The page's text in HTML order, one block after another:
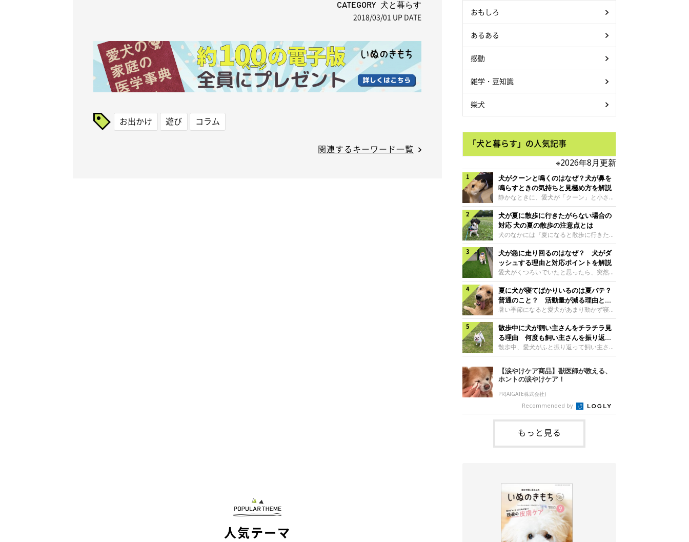
CATEGORY 犬と暮らす
2018/03/01 UP DATE
お出かけ 遊び コラム
関連するキーワード一覧
人気テーマ
おもしろ
あるある
感動
雑学・豆知識
柴犬
「犬と暮らす」の人気記事
※2026年8月更新
犬がクーンと鳴くのはなぜ？犬が鼻を
鳴らすときの気持ちと見極め方を解説
静かなときに、愛犬が「クーン」と小さく
鳴いたり、鼻を鳴らすような音を出したり
することはありませんか？ 大きく吠える
わけではない分、「不安なの？それとも何
かお願いしているの？」と気になる飼い主
さんもいるかもしれません。今回は、犬が
クーンと鳴く理由や鼻鳴らしの背景、見極
め方と対応のポイントなどについて、いぬ
のきもち獣医師相談室の原 駿太朗先生に
伺いました。クーンと鳴くのはどんな気持
ち？いぬのきもち投稿写真ギャラリー犬が
クーンと小さく鳴くときは、何らかの感情
を伝えようとしている場合があると考えら
れています。大
犬が夏に散歩に行きたがらない場合の
対応 犬の夏の散歩の注意点とは
犬のなかには『夏になると散歩に行きたが
らない、歩かなくなる』『暑い季節は散歩
の気配を察すると涼しい部屋から出ようと
しない』など散歩に行きたがらないコもい
るようです。愛犬の運動をさせてあげたい
のに、散歩に行きたがらない。このような
場合はどう対応すればよいのでしょうか？
「愛犬が夏に散歩に行きたがらない場合の
対応」について、いぬのきもち獣医師相談
室の白山さとこ先生に聞きました。Q.夏に
犬の散歩に行くときの注意点は？ いぬの
きもち投稿写真ギャラリーーー夏に愛犬と
散歩に行くときは、どのようなことに注意
をするとよい
犬が急に走り回るのはなぜ？ 犬がダ
ッシュする理由と対応ポイントを解説
愛犬がくつろいでいたと思ったら、突然部
屋の中を走り回り始める――そんな様子に
驚いたことはありませんか？ 急な動きに
「何が起きているの？」と戸惑う飼い主さ
んも多いでしょう。落ち着いていたはずな
のに、急にスイッチが入ったように見える
と不安になることもあります。今回は、犬
が急に走り回る理由や見極め方などについ
て、いぬのきもち獣医師相談室の岡本りさ
先生に伺いました。犬が急に走り回るのは
ラリー犬が突然走り回る行動は、必ずしも
珍しいものではないと考えられています。
体にたまったエ
夏に犬が寝てばかりいるのは夏バテ？
普通のこと？ 活動量が減る理由と対
策とは
暑い季節になると愛犬があまり動かず寝て
ばかりだと感じる飼い主さんはいません
か？その様子に、愛犬が夏バテで疲れてい
るのか、元気がないのかなど不安に感じる
方もいるのではないかと思います。 で
は、犬が寝てばかりいるときに対処が必要
かを見極める方法はあるのでしょうか？
「犬の活動量が夏に減る理由と対策」につ
いて、いぬのきもち獣医師相談室の山口み
き先生に話を聞きました。Q. 夏に犬の活
動量が減る理由は？ いぬのきもち投稿写
真ギャラリーーー夏に愛犬の活動量が減る
と感じる飼い主さんもいるようです。理由
としてどのようなこ
散歩中に犬が飼い主さんをチラチラ見
る理由 何度も飼い主さんを振り返る
のはなぜ？
散歩中、愛犬がふと振り返って飼い主さん
の様子を確認する…そんな場面に心当たり
はありませんか？ 何度もチラチラ見られ
ると、「何か気になることがあるの？」
「ちゃんと歩けているかな」と不安になる
ことがあるかもしれません。愛犬が歩きな
がら飼い主さんを振り返るしぐさには、ど
んな気持ちが隠れているのでしょうか。今
回は、犬が散歩中に飼い主さんを確認する
理由や注意すべきサインの見極めかた、対
応のポイントなどについて、いぬのきもち
獣医師相談室の原 駿太朗先生に伺いまし
【涙やけケア商品】獣医師が教える、
ホントの涙やけケア！
PR(AIGATE株式会社)
Recommended by
もっと見る